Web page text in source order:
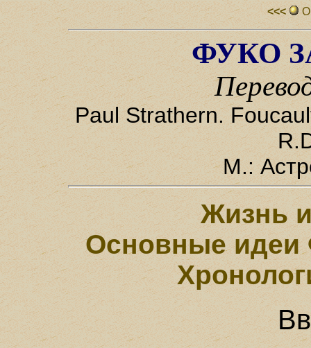
<<<
ФУКО
Paul Strathern.
М.:
Жизнь
Основные идеи